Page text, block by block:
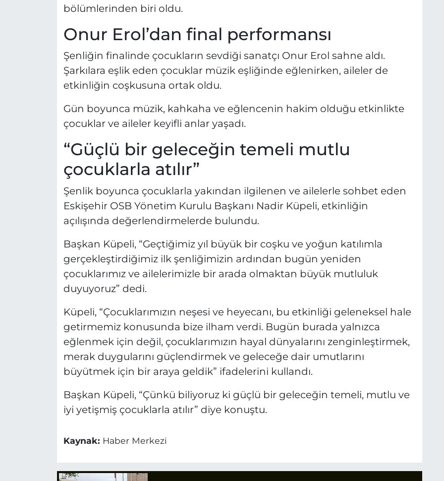
bölümlerinden biri oldu.
Onur Erol’dan final performansı
Şenliğin finalinde çocukların sevdiği sanatçı Onur Erol sahne aldı.
Şarkılara eşlik eden çocuklar müzik eşliğinde eğlenirken, aileler de
etkinliğin coşkusuna ortak oldu.
Gün boyunca müzik, kahkaha ve eğlencenin hakim olduğu etkinlikte
çocuklar ve aileler keyifli anlar yaşadı.
“Güçlü bir geleceğin temeli mutlu
çocuklarla atılır”
Şenlik boyunca çocuklarla yakından ilgilenen ve ailelerle sohbet eden
Eskişehir OSB Yönetim Kurulu Başkanı Nadir Küpeli, etkinliğin
açılışında değerlendirmelerde bulundu.
Başkan Küpeli, “Geçtiğimiz yıl büyük bir coşku ve yoğun katılımla
gerçekleştirdiğimiz ilk şenliğimizin ardından bugün yeniden
çocuklarımız ve ailelerimizle bir arada olmaktan büyük mutluluk
duyuyoruz” dedi.
Küpeli, “Çocuklarımızın neşesi ve heyecanı, bu etkinliği geleneksel hale
getirmemiz konusunda bize ilham verdi. Bugün burada yalnızca
eğlenmek için değil, çocuklarımızın hayal dünyalarını zenginleştirmek,
merak duygularını güçlendirmek ve geleceğe dair umutlarını
büyütmek için bir araya geldik” ifadelerini kullandı.
Başkan Küpeli, “Çünkü biliyoruz ki güçlü bir geleceğin temeli, mutlu ve
iyi yetişmiş çocuklarla atılır” diye konuştu.
Kaynak: Haber Merkezi